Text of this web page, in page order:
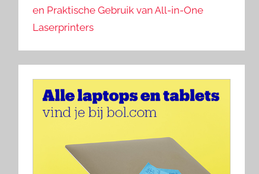
en Praktische Gebruik van All-in-One
Laserprinters